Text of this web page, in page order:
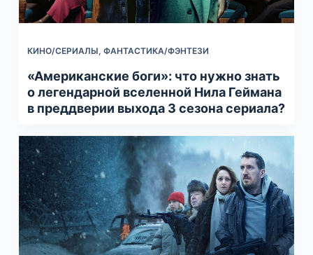
КИНО/СЕРИАЛЫ, ФАНТАСТИКА/ФЭНТЕЗИ
«Американские боги»: что нужно знать
о легендарной вселенной Нила Геймана
в преддверии выхода 3 сезона сериала?